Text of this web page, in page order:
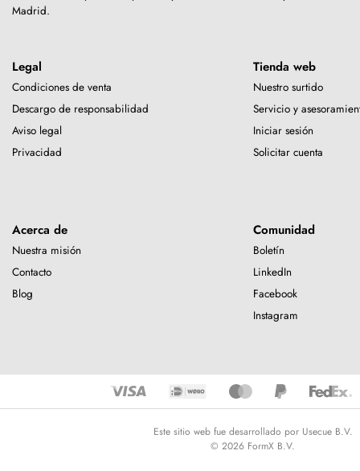
Madrid.
Legal
Condiciones de venta
Descargo de responsabilidad
Aviso legal
Privacidad
Tienda web
Nuestro surtido
Servicio y
Iniciar sesión
Solicitar cuenta
Acerca de
Nuestra misión
Contacto
Blog
Comunidad
Boletín
LinkedIn
Facebook
Instagram
Este sitio web fue desarrollado por Usecue B.V.
© 2026 FormX B.V.